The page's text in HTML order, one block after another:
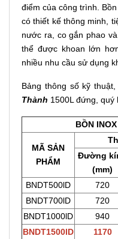
điểm của công trình.
có thiết kế thông minh,
nước ra, co gắn phao
thể được khoan lớn
nhiều nhu cầu sử dụng
Bảng thông số kỹ
Thành 1500L đứng, quý
BỒN
MÃ SẢN
PHẨM
Đường
(mm)
BNDT500lD
720
BNDT700lD
720
BNDT1000lD
940
BNDT1500lD
1170